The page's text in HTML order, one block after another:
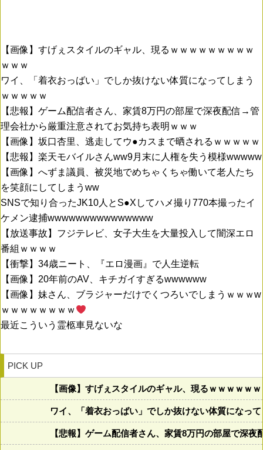
【画像】すげぇスタイルのギャル、現るｗｗｗｗｗｗｗｗｗ
ｗｗｗ
ワイ、「着衣おっばい」でしか抜けない体質になってしまう
ｗｗｗｗｗ
【悲報】ゲーム配信者さん、家賃8万円の部屋で深夜配信→管
理会社から厳重注意されてお気持ち表明ｗｗｗ
【画像】坂口杏里、逃走してウ●カスまで晒されるｗｗｗｗｗ
【悲報】楽天モバイルさんww9月末に人権を失う模様wwwww
【画像】へずま議員、被災地でめちゃくちゃ働いて老人たち
を笑顔にしてしまうww
SNSで知り合ったJK10人とS●Xしてハメ撮り770本撮ったイ
ケメン逮捕wwwwwwwwwwwwwww
【放送事故】フジテレビ、女子大生を大量投入して闇深エロ
番組ｗｗｗｗ
【衝撃】34歳ニート、『エロ漫画』で人生逆転
【画像】20年前のAV、キチガイすぎるwwwwww
【画像】妹さん、ブラジャーだけでくつろいでしまうｗｗｗw
ｗｗｗｗｗｗｗｗ
最近こういう霊柩車見ないな
PICK UP
【画像】すげぇスタイルのギャル、現るｗｗｗｗｗ
ワイ、「着衣おっばい」でしか抜けない体質になっ
【悲報】ゲーム配信者さん、家賃8万円の部屋で深